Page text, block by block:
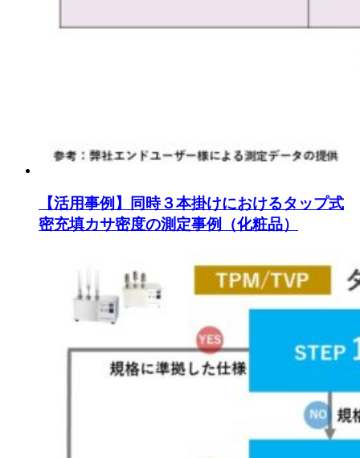
【活用事例】同時３本掛けにおけるタップ式
密充填カサ密度の測定事例（化粧品）